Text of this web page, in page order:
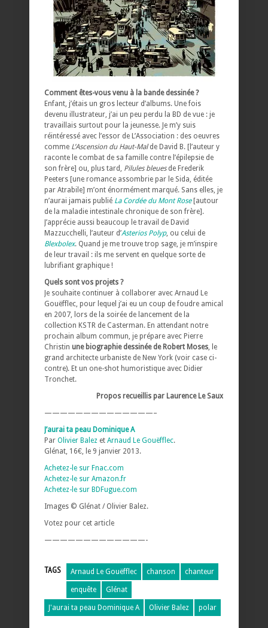
Comment êtes-vous venu à la bande dessinée ?
Enfant, j’étais un gros lecteur d’albums. Une fois
devenu illustrateur, j’ai un peu perdu la BD de vue : je
travaillais surtout pour la jeunesse. Je m’y suis
réintéressé avec l’essor de L’Association : des oeuvres
comme L’Ascension du Haut-Malde David B. [l’auteur y
raconte le combat de sa famille contre l’épilepsie de
son frère] ou, plus tard, Pilules bleuesde Frederik
Peeters [une romance assombrie par le Sida, éditée
par Atrabile] m’ont énormément marqué. Sans elles, je
n’aurai jamais publié La Cordée du Mont Rose[autour
de la maladie intestinale chronique de son frère].
J’apprécie aussi beaucoup le travail de David
Mazzucchelli, l’auteur d’Asterios Polyp, ou celui de
Blexbolex. Quand je me trouve trop sage, je m’inspire
de leur travail : ils me servent en quelque sorte de
lubrifiant graphique !
Quels sont vos projets ?
Je souhaite continuer à collaborer avec Arnaud Le
Gouëfflec, pour lequel j’ai eu un coup de foudre amical
en 2007, lors de la soirée de lancement de la
collection KSTR de Casterman. En attendant notre
prochain album commun, je prépare avec Pierre
Christin une biographie dessinée de Robert Moses, le
grand architecte urbaniste de New York (voir case ci-
contre). Et un one-shot humoristique avec Didier
Tronchet.
Propos recueillis par Laurence Le Saux
——————————————–
J’aurai ta peau Dominique A
Par Olivier Balez et Arnaud Le Gouëfflec.
Glénat, 16€, le 9 janvier 2013.
Achetez-le sur Fnac.com
Achetez-le sur Amazon.fr
Achetez-le sur BDFugue.com
Images © Glénat / Olivier Balez.
Votez pour cet article
—————————————-
TAGS Arnaud Le Gouëfflec chanson chanteur
enquête Glénat
J'aurai ta peau Dominique A Olivier Balez polar